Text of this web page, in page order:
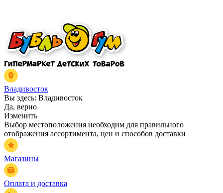
Владивосток
Вы здесь: Владивосток
Да, верно
Изменить
Выбор местоположения необходим для правильного
отображения ассортимента, цен и способов доставки
Магазины
Оплата и доставка